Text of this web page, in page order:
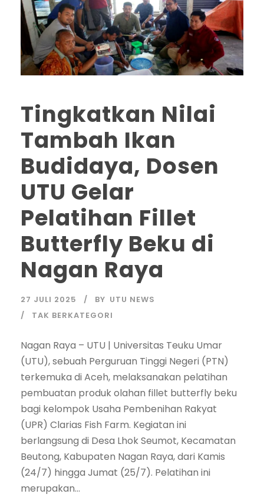
Tingkatkan Nilai
Tambah Ikan
Budidaya, Dosen
UTU Gelar
Pelatihan Fillet
Butterfly Beku di
Nagan Raya
27 JULI 2025 BY UTU NEWS
TAK BERKATEGORI
Nagan Raya – UTU | Universitas Teuku Umar
(UTU), sebuah Perguruan Tinggi Negeri (PTN)
terkemuka di Aceh, melaksanakan pelatihan
pembuatan produk olahan fillet butterfly beku
bagi kelompok Usaha Pembenihan Rakyat
(UPR) Clarias Fish Farm. Kegiatan ini
berlangsung di Desa Lhok Seumot, Kecamatan
Beutong, Kabupaten Nagan Raya, dari Kamis
(24/7) hingga Jumat (25/7). Pelatihan ini
merupakan...